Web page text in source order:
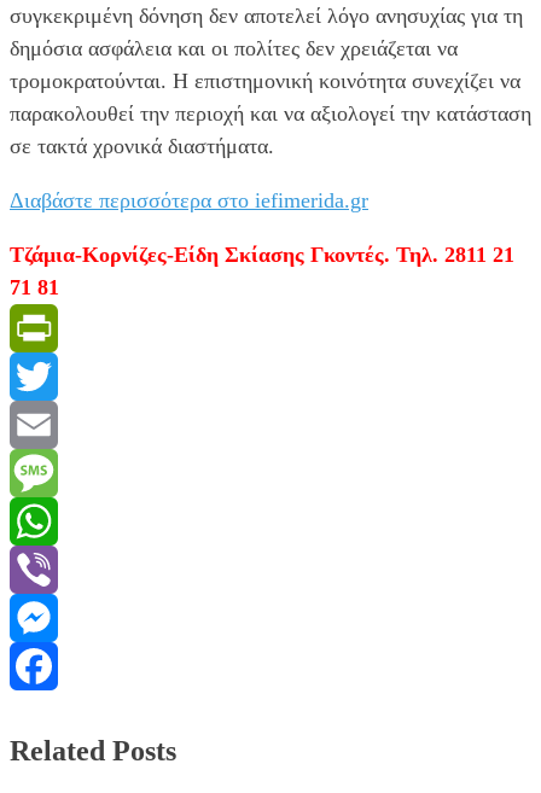
συγκεκριμένη δόνηση δεν αποτελεί λόγο ανησυχίας για τη
δημόσια ασφάλεια και οι πολίτες δεν χρειάζεται να
τρομοκρατούνται. Η επιστημονική κοινότητα συνεχίζει να
παρακολουθεί την περιοχή και να αξιολογεί την κατάσταση
σε τακτά χρονικά διαστήματα.
Διαβάστε περισσότερα στο iefimerida.gr
Τζάμια-Κορνίζες-Είδη Σκίασης Γκοντές. Τηλ. 2811 21
71 81
PrintFriendly
Twitter
Email
Message
WhatsApp
Viber
Messenger
Related Posts